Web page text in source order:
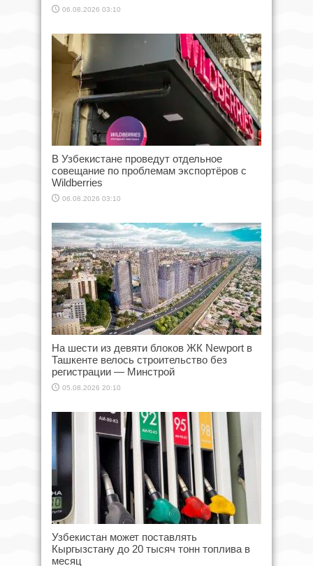
06.08.2026 03:10
В Узбекистане проведут отдельное
совещание по проблемам экспортёров с
Wildberries
06.08.2026 03:10
На шести из девяти блоков ЖК Newport в
Ташкенте велось строительство без
регистрации — Минстрой
05.08.2026 20:10
Узбекистан может поставлять
Кыргызстану до 20 тысяч тонн топлива в
месяц